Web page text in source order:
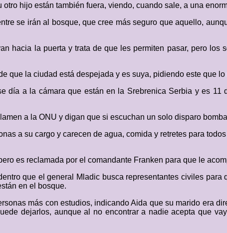
hijo están también fuera, viendo, cuando sale, a una
se irán al bosque, que cree más seguro que aquello,
hacia la puerta y trata de que les permiten pasar, pero los
que la ciudad está despejada y es suya, pidiendo este que lo
día a la cámara que están en la Srebrenica Serbia y es 11
a la ONU y digan que si escuchan un solo disparo
a su cargo y carecen de agua, comida y retretes para
es reclamada por el comandante Franken para que le
que el general Mladic busca representantes civiles
en el bosque.
más con estudios, indicando Aida que su marido era
dejarlos, aunque al no encontrar a nadie acepta que